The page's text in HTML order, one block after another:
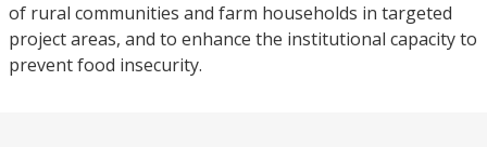
of rural communities and farm households in targeted
project areas, and to enhance the institutional capacity to
prevent food insecurity.